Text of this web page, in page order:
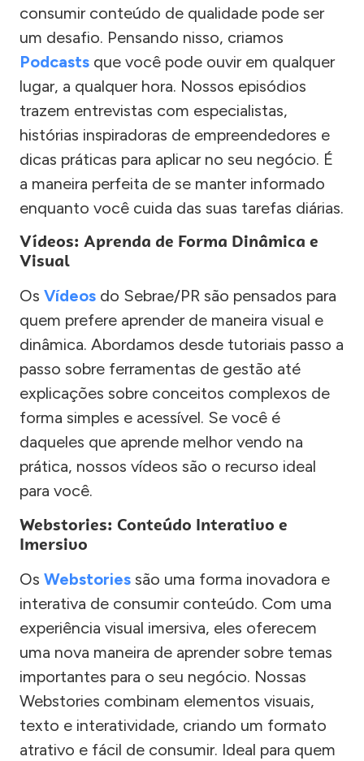
consumir conteúdo de qualidade pode ser
um desafio. Pensando nisso, criamos
Podcasts que você pode ouvir em qualquer
lugar, a qualquer hora. Nossos episódios
trazem entrevistas com especialistas,
histórias inspiradoras de empreendedores e
dicas práticas para aplicar no seu negócio. É
a maneira perfeita de se manter informado
enquanto você cuida das suas tarefas diárias.
Vídeos: Aprenda de Forma Dinâmica e
Visual
Os Vídeos do Sebrae/PR são pensados para
quem prefere aprender de maneira visual e
dinâmica. Abordamos desde tutoriais passo a
passo sobre ferramentas de gestão até
explicações sobre conceitos complexos de
forma simples e acessível. Se você é
daqueles que aprende melhor vendo na
prática, nossos vídeos são o recurso ideal
para você.
Webstories: Conteúdo Interativo e
Imersivo
Os Webstories são uma forma inovadora e
interativa de consumir conteúdo. Com uma
experiência visual imersiva, eles oferecem
uma nova maneira de aprender sobre temas
importantes para o seu negócio. Nossas
Webstories combinam elementos visuais,
texto e interatividade, criando um formato
atrativo e fácil de consumir. Ideal para quem